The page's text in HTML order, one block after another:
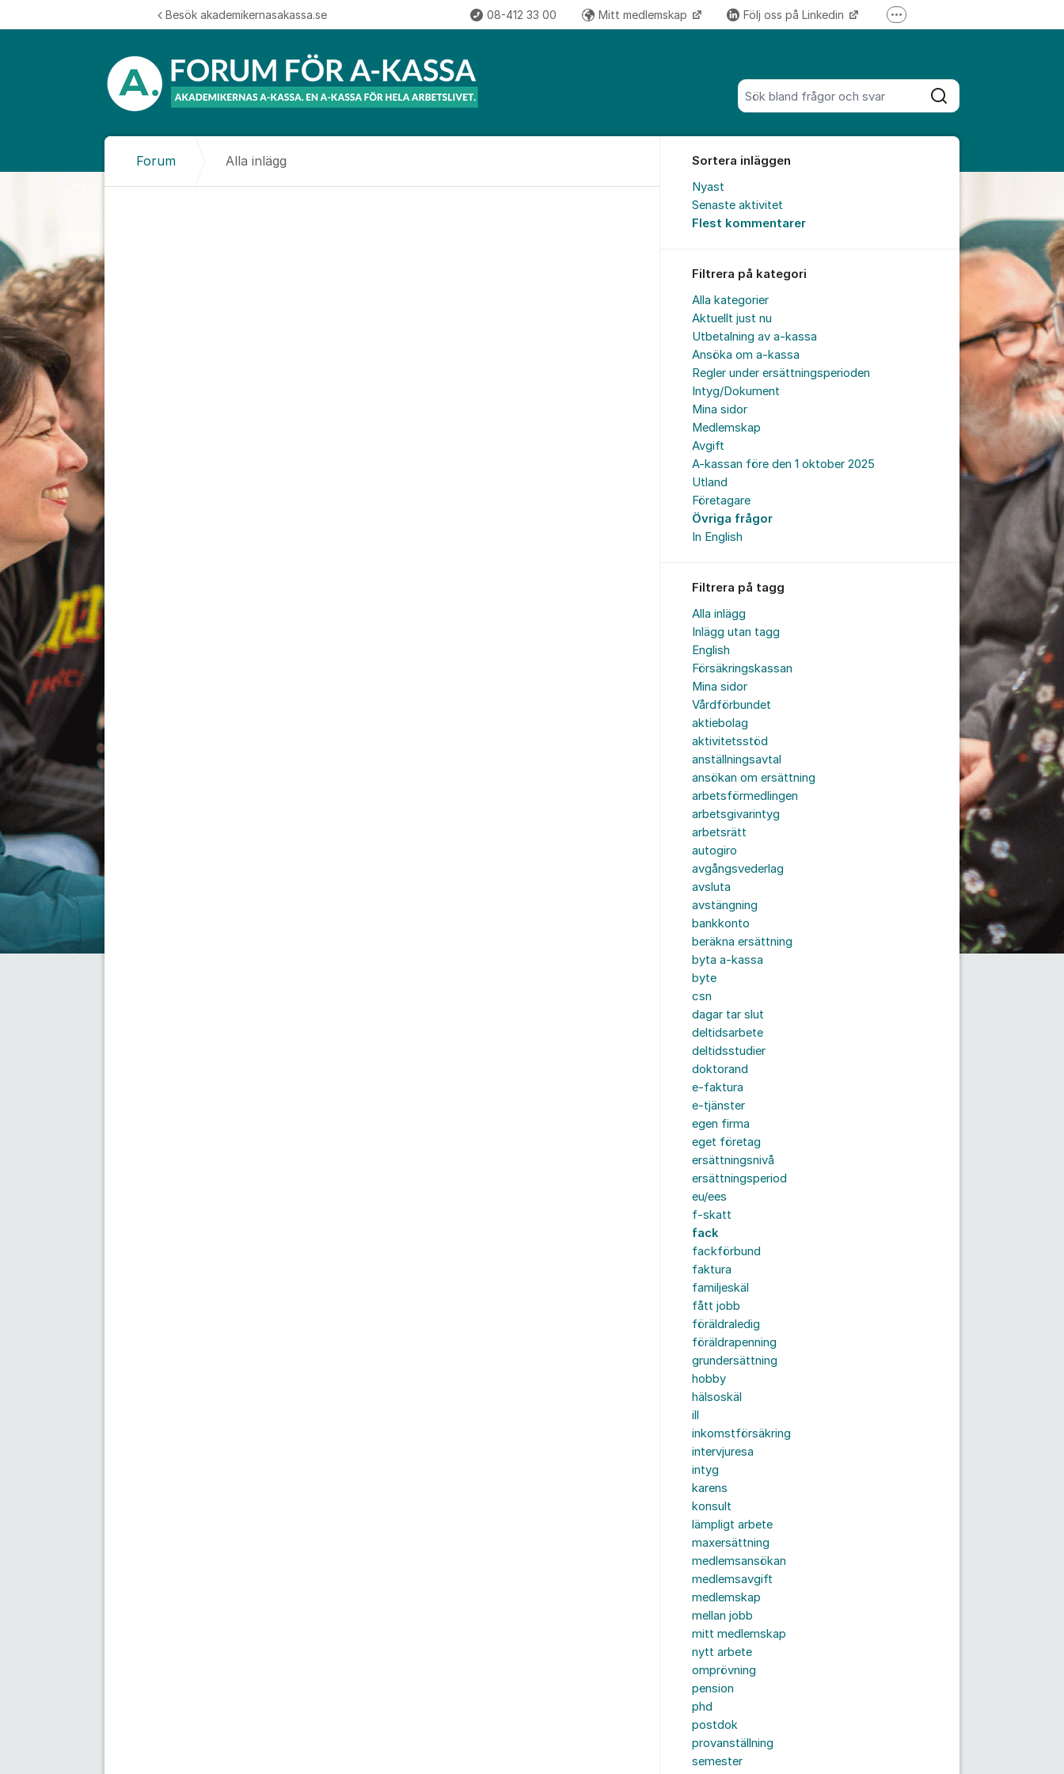
Sök bland alla inlägg
Sök
Besök akademikernasakassa.se 08-412 33 00 Mitt medlemskap Följ oss på Linkedin Fler supportlänkar
Forum Alla inlägg
Sortera inläggen
Nyast
Senaste aktivitet
Flest kommentarer
Filtrera på kategori
Alla kategorier
Aktuellt just nu
Utbetalning av a-kassa
Ansöka om a-kassa
Regler under ersättningsperioden
Intyg/Dokument
Mina sidor
Medlemskap
Avgift
A-kassan före den 1 oktober 2025
Utland
Företagare
Övriga frågor
In English
Filtrera på tagg
Alla inlägg
Inlägg utan tagg
English
Försäkringskassan
Mina sidor
Vårdförbundet
aktiebolag
aktivitetsstöd
anställningsavtal
ansökan om ersättning
arbetsförmedlingen
arbetsgivarintyg
arbetsrätt
autogiro
avgångsvederlag
avsluta
avstängning
bankkonto
beräkna ersättning
byta a-kassa
byte
csn
dagar tar slut
deltidsarbete
deltidsstudier
doktorand
e-faktura
e-tjänster
egen firma
eget företag
ersättningsnivå
ersättningsperiod
eu/ees
f-skatt
fack
fackförbund
faktura
familjeskäl
fått jobb
föräldraledig
föräldrapenning
grundersättning
hobby
hälsoskäl
ill
inkomstförsäkring
intervjuresa
intyg
karens
konsult
lämpligt arbete
maxersättning
medlemsansökan
medlemsavgift
medlemskap
mellan jobb
mitt medlemskap
nytt arbete
omprövning
pension
phd
postdok
provanställning
semester